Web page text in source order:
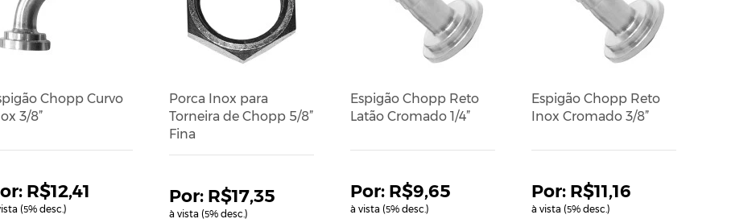
Chopp Curvo
3/8”
R$12,41
(5% desc.)
Porca Inox para
Torneira de Chopp 5/8”
Fina
R$17,35
à vista (5% desc.)
Espigão Chopp Reto
Latão Cromado 1/4”
R$9,65
à vista (5% desc.)
Espigão Chopp Reto
Inox Cromado 3/8”
R$11,16
à vista (5% desc.)